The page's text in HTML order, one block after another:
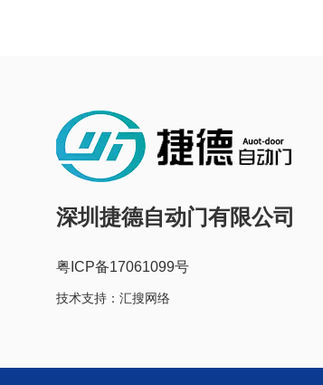
深圳捷德自动门有限公司
粤ICP备17061099号
技术支持： 汇搜网络